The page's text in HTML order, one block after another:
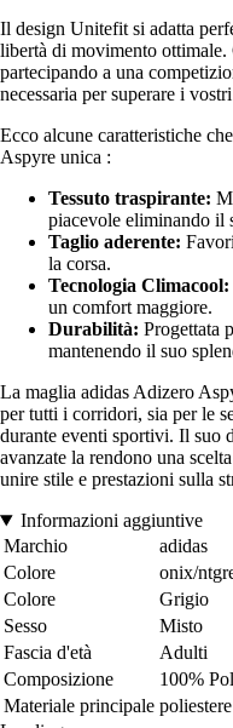
Il design Unitefit si adatta
libertà di movimento ottimale.
partecipando a una
necessaria per superare i
Ecco alcune caratteristiche
Aspyre unica :
Tessuto traspirante:
piacevole eliminando il
Taglio aderente:
la corsa.
Tecnologia Climacool:
un comfort maggiore.
Durabilità: Progettata
mantenendo il suo
La maglia adidas Adizero
per tutti i corridori, sia per le
durante eventi sportivi. Il suo
avanzate la rendono una
unire stile e prestazioni sulla
Informazioni aggiuntive
Marchio
adidas
Colore
onix/
Colore
Grigio
Sesso
Misto
Fascia d'età
Adulti
Composizione
100%
Materiale principale poliestere